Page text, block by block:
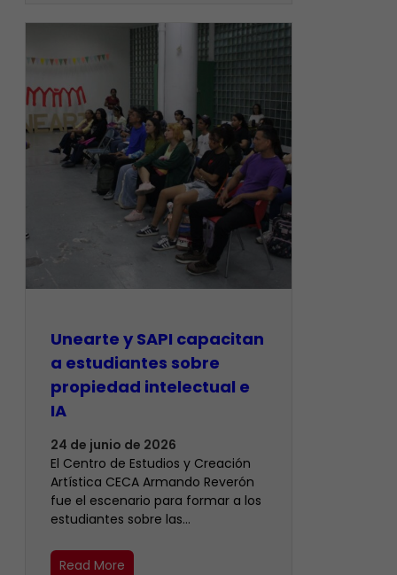
Unearte y SAPI capacitan
a estudiantes sobre
propiedad intelectual e
IA
24 de junio de 2026
El Centro de Estudios y Creación
Artística CECA Armando Reverón
fue el escenario para formar a los
estudiantes sobre las…
Read More